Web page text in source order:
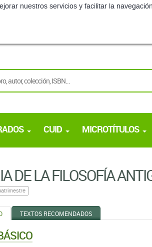
nuestros servicios y facilitar la
CUID MICROTÍTULOS
DE LA FILOSOFÍA
TEXTOS RECOMENDADOS